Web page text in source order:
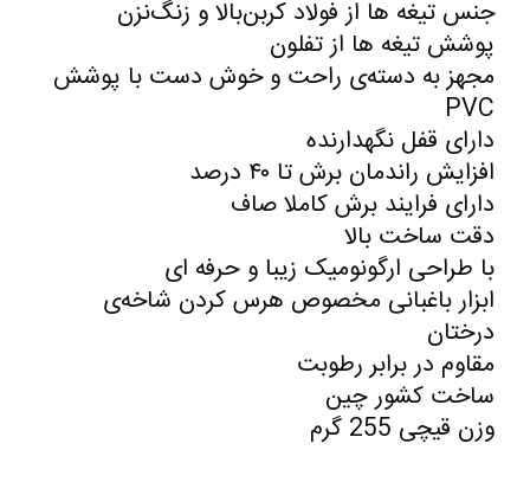
جنس تیغه ها از فولاد کربن‌بالا و زنگ‌نزن
پوشش تیغه ها از تفلون
مجهز به دسته‌‌ی راحت و خوش دست با پوشش
PVC
دارای قفل نگهدارنده
افزایش راندمان برش تا ۴۰ درصد
دارای فرایند برش کاملا صاف
دقت ساخت بالا
با طراحی ارگونومیک زیبا و حرفه ای
ابزار باغبانی مخصوص هرس کردن شاخه‌ی
درختان
مقاوم در برابر رطوبت
ساخت کشور چین
وزن قیچی 255 گرم